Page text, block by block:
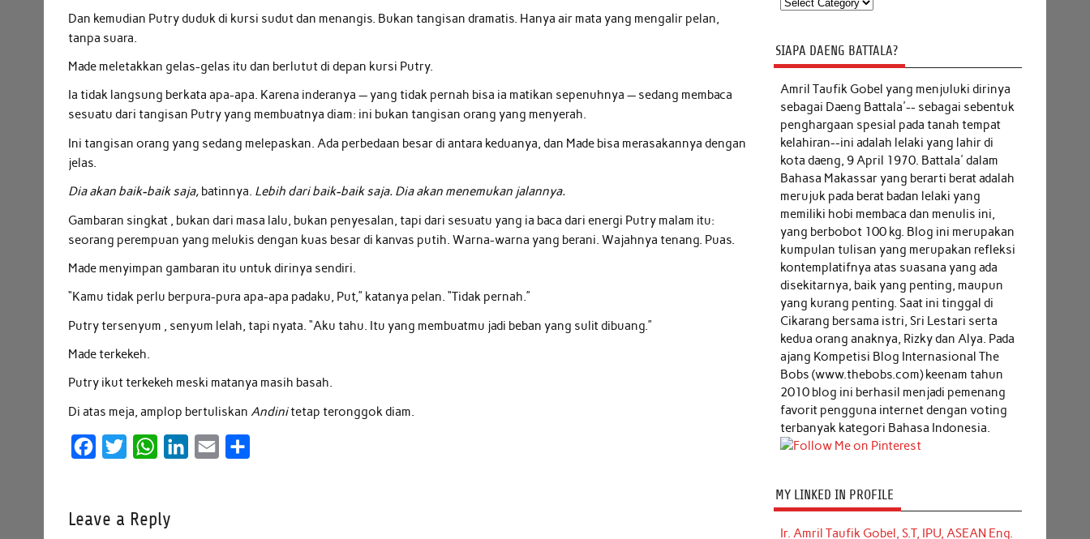
Dan kemudian Putry duduk di kursi sudut dan menangis. Bukan tangisan dramatis. Hanya air mata yang mengalir pelan,
tanpa suara.
Made meletakkan gelas-gelas itu dan berlutut di depan kursi Putry.
Ia tidak langsung berkata apa-apa. Karena inderanya — yang tidak pernah bisa ia matikan sepenuhnya — sedang membaca
sesuatu dari tangisan Putry yang membuatnya diam: ini bukan tangisan orang yang menyerah.
Ini tangisan orang yang sedang melepaskan. Ada perbedaan besar di antara keduanya, dan Made bisa merasakannya dengan
jelas.
Dia akan baik-baik saja, batinnya. Lebih dari baik-baik saja. Dia akan menemukan jalannya.
Gambaran singkat , bukan dari masa lalu, bukan penyesalan, tapi dari sesuatu yang ia baca dari energi Putry malam itu:
seorang perempuan yang melukis dengan kuas besar di kanvas putih. Warna-warna yang berani. Wajahnya tenang. Puas.
Made menyimpan gambaran itu untuk dirinya sendiri.
“Kamu tidak perlu berpura-pura apa-apa padaku, Put,” katanya pelan. “Tidak pernah.”
Putry tersenyum , senyum lelah, tapi nyata. “Aku tahu. Itu yang membuatmu jadi beban yang sulit dibuang.”
Made terkekeh.
Putry ikut terkekeh meski matanya masih basah.
Di atas meja, amplop bertuliskanAndinitetap teronggok diam.
e
W
Leave a Reply
SIAPA DAENG BATTALA?
Amril Taufik Gobel yang menjuluki dirinya
sebagai Daeng Battala'-- sebagai sebentuk
penghargaan spesial pada tanah tempat
kelahiran--ini adalah lelaki yang lahir di
kota daeng, 9 April 1970. Battala' dalam
Bahasa Makassar yang berarti berat adalah
merujuk pada berat badan lelaki yang
memiliki hobi membaca dan menulis ini,
yang berbobot 100 kg. Blog ini merupakan
kumpulan tulisan yang merupakan refleksi
kontemplatifnya atas suasana yang ada
disekitarnya, baik yang penting, maupun
yang kurang penting. Saat ini tinggal di
Cikarang bersama istri, Sri Lestari serta
kedua orang anaknya, Rizky dan Alya. Pada
ajang Kompetisi Blog Internasional The
Bobs (www.thebobs.com) keenam tahun
2010 blog ini berhasil menjadi pemenang
favorit pengguna internet dengan voting
terbanyak kategori Bahasa Indonesia.
MY LINKED IN PROFILE
Ir. Amril Taufik Gobel, S.T, IPU, ASEAN Eng.